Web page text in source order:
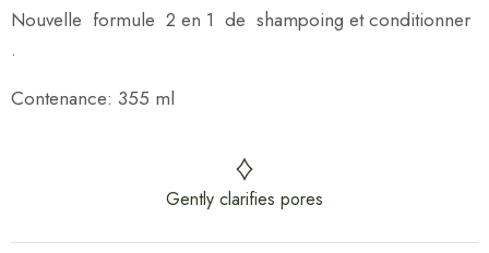
Nouvelle formule 2 en 1 de shampoing et conditionner
.
Contenance: 355 ml
Gently clarifies pores